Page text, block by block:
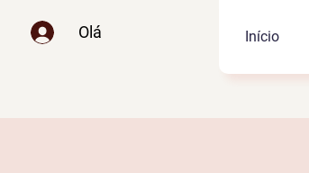
Olá Início